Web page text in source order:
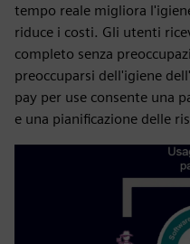
tempo reale migliora
riduce i costi. Gli utenti
completo senza
preoccuparsi dell'igiene
pay per use consente una
e una pianificazione delle